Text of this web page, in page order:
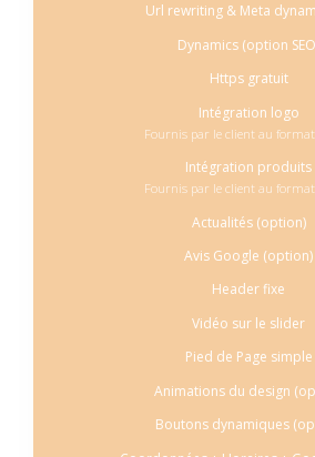
Url rewriting & Meta
Dynamics (option
Https gratuit
Intégration logo
Fournis par le client au
Intégration produits
Fournis par le client au
Actualités (option)
Avis Google (option)
Header fixe
Vidéo sur le slider
Pied de Page simple
Animations du design
Boutons dynamiques